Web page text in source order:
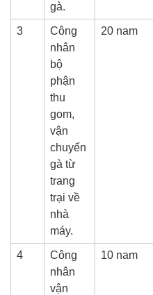
gà.
3
Công
nhân
bộ
phận
thu
gom,
vận
chuyển
gà từ
trang
trại về
nhà
máy.
20 nam
4
Công
nhân
vận
10 nam